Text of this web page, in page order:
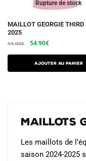
Rupture de stock
MAILLOT GEORGIE THIRD
2025
94.90€
Le
initial
était :
54.90€Le
actuel
est :
AJOUTER AU PANIER
Ce
produit
a
plusieurs
variations.
Maillots
Les maillots de
saison 2024-2025